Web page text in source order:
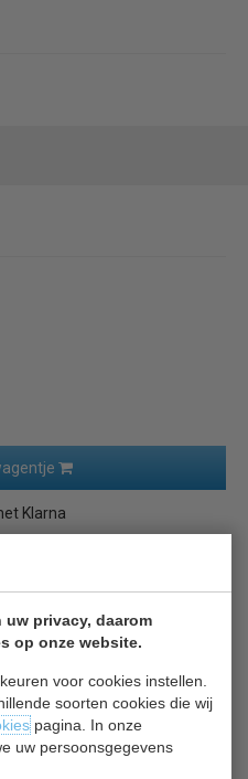
uw privacy, daarom
op onze website.
voor cookies instellen.
soorten cookies die wij
pagina. In onze
uw persoonsgegevens
Klarna
overzicht
van 20cm diep. De
van Vogue gehangen